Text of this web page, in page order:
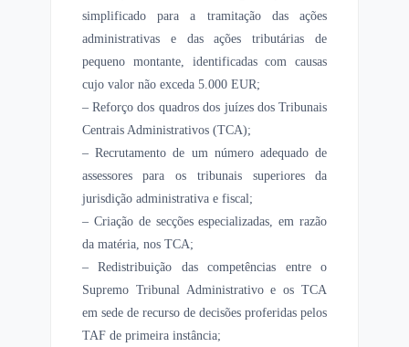
simplificado para a tramitação das ações
administrativas e das ações tributárias de
pequeno montante, identificadas com causas
cujo valor não exceda 5.000 EUR;
– Reforço dos quadros dos juízes dos Tribunais
Centrais Administrativos (TCA);
– Recrutamento de um número adequado de
assessores para os tribunais superiores da
jurisdição administrativa e fiscal;
– Criação de secções especializadas, em razão
da matéria, nos TCA;
– Redistribuição das competências entre o
Supremo Tribunal Administrativo e os TCA
em sede de recurso de decisões proferidas pelos
TAF de primeira instância;